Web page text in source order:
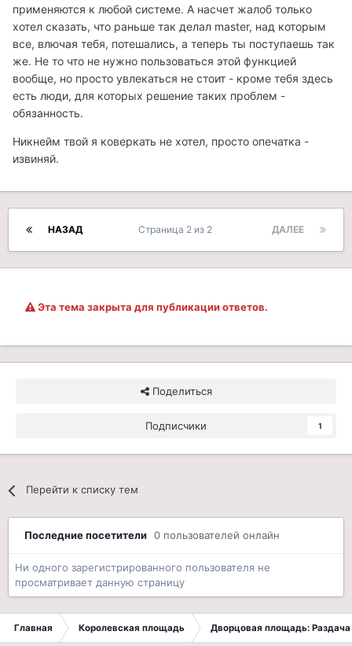
применяются к любой системе. А насчет жалоб только
хотел сказать, что раньше так делал master, над которым
все, влючая тебя, потешались, а теперь ты поступаешь так
же. Не то что не нужно пользоваться этой функцией
вообще, но просто увлекаться не стоит - кроме тебя здесь
есть люди, для которых решение таких проблем -
обязанность.
Никнейм твой я коверкать не хотел, просто опечатка -
извиняй.
НАЗАД ДАЛЕЕ
Страница 2 из 2
Эта тема закрыта для публикации ответов.
Поделиться
Подписчики 1
Перейти к списку тем
Последние посетители 0 пользователей онлайн
Ни одного зарегистрированного пользователя не
просматривает данную страницу
Главная Королевская площадь Дворцовая площадь: Раздача